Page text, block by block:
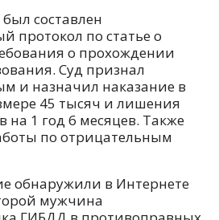
составлен
протокол по статье о
о прохождении
Суд признал
и назначил наказание в
45 тысяч и лишения
на 1 год 6 месяцев. Также
по отрицательным
обнаружили в Интернете
мужчина